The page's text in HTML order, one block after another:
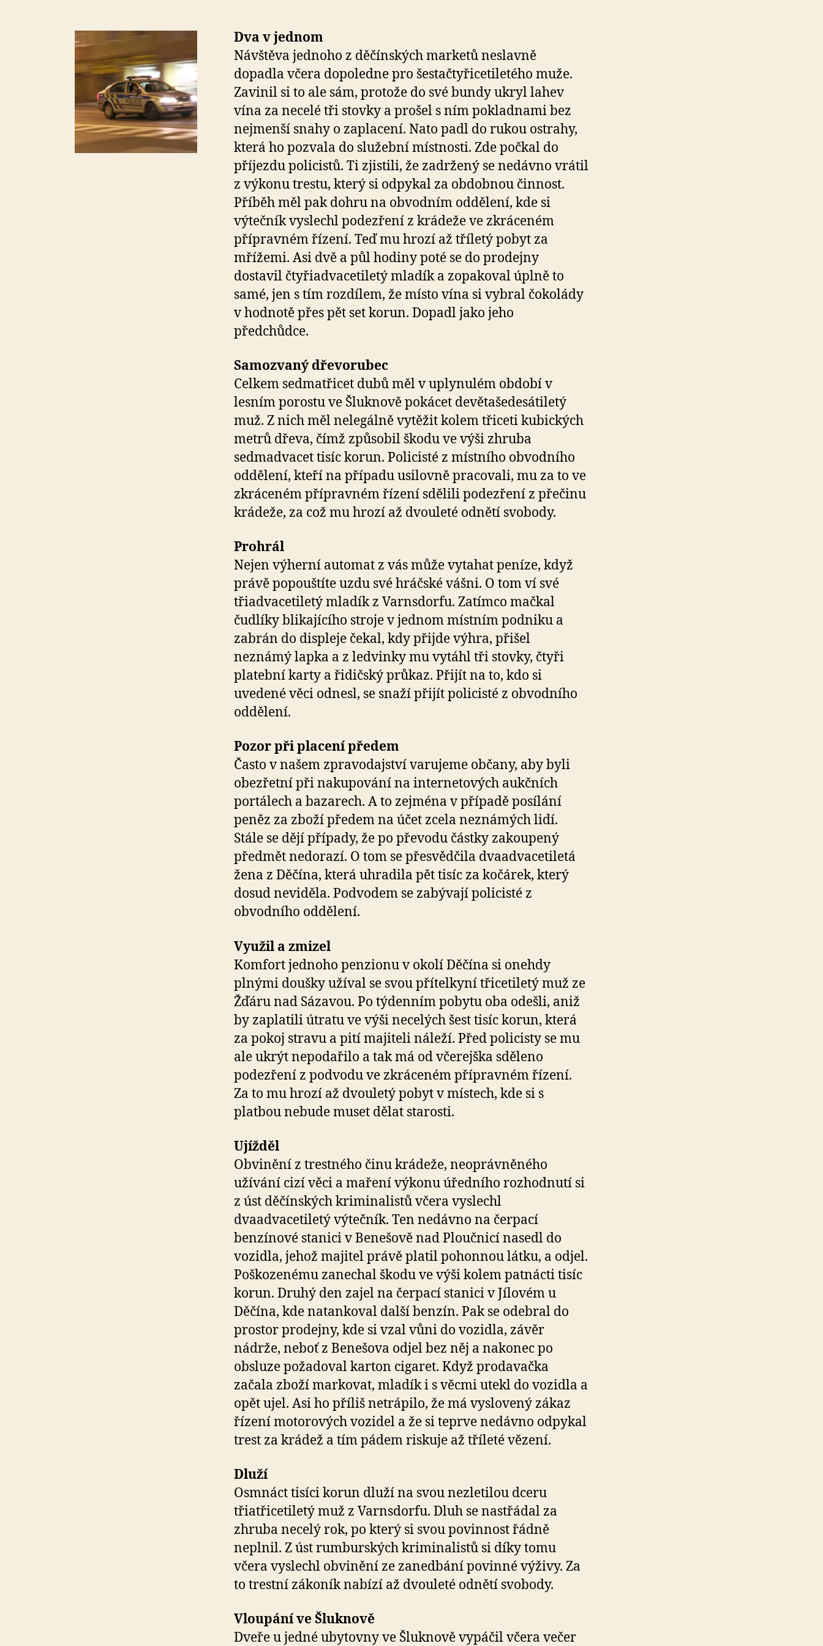
Dva v jednom
Návštěva jednoho z děčínských marketů neslavně
dopadla včera dopoledne pro šestačtyřicetiletého muže.
Zavinil si to ale sám, protože do své bundy ukryl lahev
vína za necelé tři stovky a prošel s ním pokladnami bez
nejmenší snahy o zaplacení. Nato padl do rukou ostrahy,
která ho pozvala do služební místnosti. Zde počkal do
příjezdu policistů. Ti zjistili, že zadržený se nedávno vrátil
z výkonu trestu, který si odpykal za obdobnou činnost.
Příběh měl pak dohru na obvodním oddělení, kde si
výtečník vyslechl podezření z krádeže ve zkráceném
přípravném řízení. Teď mu hrozí až tříletý pobyt za
mřížemi. Asi dvě a půl hodiny poté se do prodejny
dostavil čtyřiadvacetiletý mladík a zopakoval úplně to
samé, jen s tím rozdílem, že místo vína si vybral čokolády
v hodnotě přes pět set korun. Dopadl jako jeho
předchůdce.
Samozvaný dřevorubec
Celkem sedmatřicet dubů měl v uplynulém období v
lesním porostu ve Šluknově pokácet devětašedesátiletý
muž. Z nich měl nelegálně vytěžit kolem třiceti kubických
metrů dřeva, čímž způsobil škodu ve výši zhruba
sedmadvacet tisíc korun. Policisté z místního obvodního
oddělení, kteří na případu usilovně pracovali, mu za to ve
zkráceném přípravném řízení sdělili podezření z přečinu
krádeže, za což mu hrozí až dvouleté odnětí svobody.
Prohrál
Nejen výherní automat z vás může vytahat peníze, když
právě popouštíte uzdu své hráčské vášni. O tom ví své
třiadvacetiletý mladík z Varnsdorfu. Zatímco mačkal
čudlíky blikajícího stroje v jednom místním podniku a
zabrán do displeje čekal, kdy přijde výhra, přišel
neznámý lapka a z ledvinky mu vytáhl tři stovky, čtyři
platební karty a řidičský průkaz. Přijít na to, kdo si
uvedené věci odnesl, se snaží přijít policisté z obvodního
oddělení.
Pozor při placení předem
Často v našem zpravodajství varujeme občany, aby byli
obezřetní při nakupování na internetových aukčních
portálech a bazarech. A to zejména v případě posílání
peněz za zboží předem na účet zcela neznámých lidí.
Stále se dějí případy, že po převodu částky zakoupený
předmět nedorazí. O tom se přesvědčila dvaadvacetiletá
žena z Děčína, která uhradila pět tisíc za kočárek, který
dosud neviděla. Podvodem se zabývají policisté z
obvodního oddělení.
Využil a zmizel
Komfort jednoho penzionu v okolí Děčína si onehdy
plnými doušky užíval se svou přítelkyní třicetiletý muž ze
Žďáru nad Sázavou. Po týdenním pobytu oba odešli, aniž
by zaplatili útratu ve výši necelých šest tisíc korun, která
za pokoj stravu a pití majiteli náleží. Před policisty se mu
ale ukrýt nepodařilo a tak má od včerejška sděleno
podezření z podvodu ve zkráceném přípravném řízení.
Za to mu hrozí až dvouletý pobyt v místech, kde si s
platbou nebude muset dělat starosti.
Ujížděl
Obvinění z trestného činu krádeže, neoprávněného
užívání cizí věci a maření výkonu úředního rozhodnutí si
z úst děčínských kriminalistů včera vyslechl
dvaadvacetiletý výtečník. Ten nedávno na čerpací
benzínové stanici v Benešově nad Ploučnicí nasedl do
vozidla, jehož majitel právě platil pohonnou látku, a odjel.
Poškozenému zanechal škodu ve výši kolem patnácti tisíc
korun. Druhý den zajel na čerpací stanici v Jílovém u
Děčína, kde natankoval další benzín. Pak se odebral do
prostor prodejny, kde si vzal vůni do vozidla, závěr
nádrže, neboť z Benešova odjel bez něj a nakonec po
obsluze požadoval karton cigaret. Když prodavačka
začala zboží markovat, mladík i s věcmi utekl do vozidla a
opět ujel. Asi ho příliš netrápilo, že má vyslovený zákaz
řízení motorových vozidel a že si teprve nedávno odpykal
trest za krádež a tím pádem riskuje až tříleté vězení.
Dluží
Osmnáct tisíci korun dluží na svou nezletilou dceru
třiatřicetiletý muž z Varnsdorfu. Dluh se nastřádal za
zhruba necelý rok, po který si svou povinnost řádně
neplnil. Z úst rumburských kriminalistů si díky tomu
včera vyslechl obvinění ze zanedbání povinné výživy. Za
to trestní zákoník nabízí až dvouleté odnětí svobody.
Vloupání ve Šluknově
Dveře u jedné ubytovny ve Šluknově vypáčil včera večer